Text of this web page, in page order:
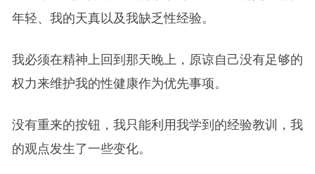
年轻、我的天真以及我缺乏性经验。
我必须在精神上回到那天晚上，原谅自己没有足够的
权力来维护我的性健康作为优先事项。
没有重来的按钮，我只能利用我学到的经验教训，我
的观点发生了一些变化。